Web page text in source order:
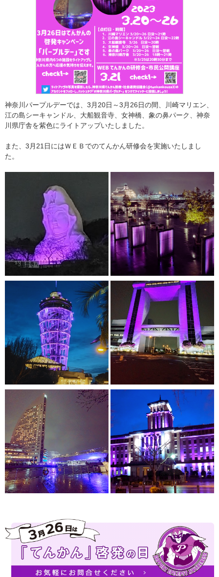
神奈川パープルデーでは、3月20日～3月26日の間、川崎マリエン、
江の島シーキャンドル、大船観音寺、女神橋、象の鼻パーク、神奈
川県庁舎を紫色にライトアップいたしました。
また、3月21日にはＷＥＢでのてんかん研修会を実施いたしまし
た。